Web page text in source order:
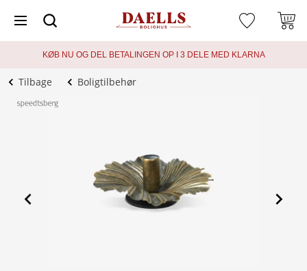
KØB NU OG DEL BETALINGEN OP I 3 DELE MED KLARNA
Tilbage Boligtilbehør